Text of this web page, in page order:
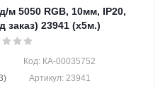
заказ) 23941 (х5м.)
Код: КА-00035752
Артикул: 23941